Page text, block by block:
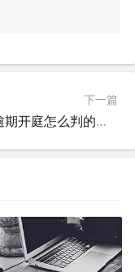
下一篇
贷款逾期开庭怎么判的，很关键!